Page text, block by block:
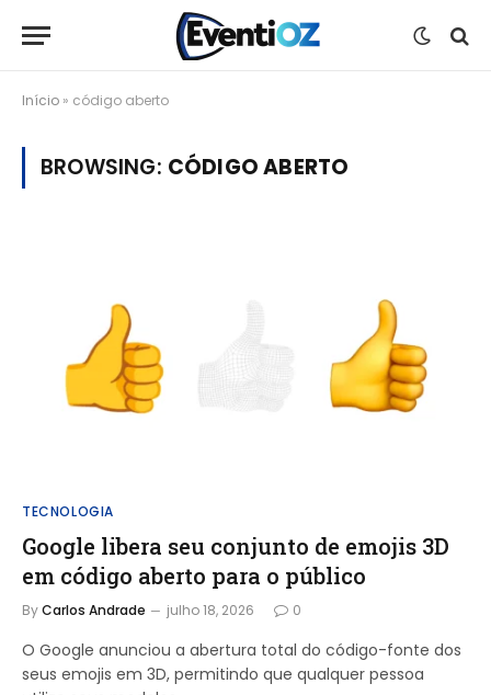
Início » código aberto
BROWSING: CÓDIGO ABERTO
TECNOLOGIA
Google libera seu conjunto de emojis 3D
em código aberto para o público
ByCarlos Andrade julho 18, 2026 0
O Google anunciou a abertura total do código-fonte dos
seus emojis em 3D, permitindo que qualquer pessoa